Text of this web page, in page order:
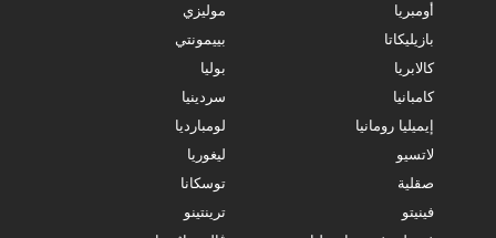
أومبريا
موليزي
بازيليكاتا
بييمونتي
كالابريا
بوليا
كامبانيا
سردينيا
إيميليا رومانيا
لومبارديا
لاتسيو
ليغوريا
صقلية
توسكانا
فينيتو
ترينتينو